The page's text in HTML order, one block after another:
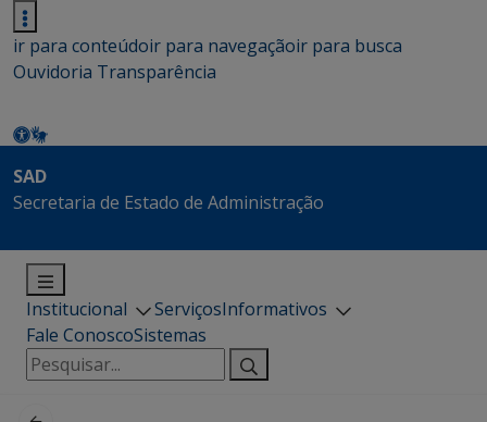
ir para conteúdoir para navegaçãoir para busca
Ouvidoria Transparência
SAD
Secretaria de Estado de Administração
Institucional ServiçosInformativos
Fale ConoscoSistemas
Pesquisar
por: